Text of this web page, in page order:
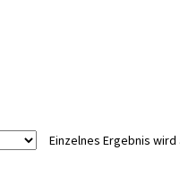
Einzelnes Ergebnis